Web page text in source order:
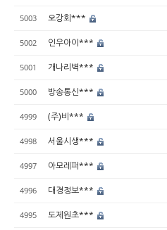
5003 오강회***
5002 인우아이***
5001 개나리벽***
5000 방송통신***
4999 (주)비***
4998 서울시생***
4997 아모레퍼***
4996 대경정보***
4995 도제원초***